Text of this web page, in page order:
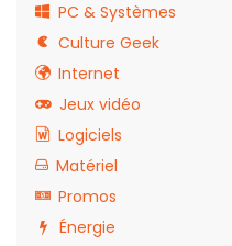
PC & Systèmes
Culture Geek
Internet
Jeux vidéo
Logiciels
Matériel
Promos
Énergie